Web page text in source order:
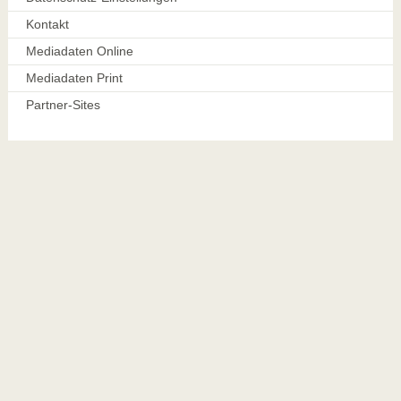
Kontakt
Mediadaten Online
Mediadaten Print
Partner-Sites